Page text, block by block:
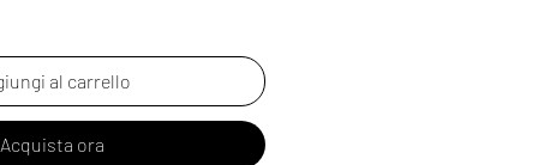
al carrello
Acquista ora